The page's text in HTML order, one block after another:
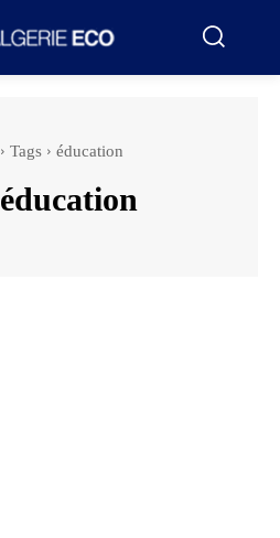
Tags éducation
éducation